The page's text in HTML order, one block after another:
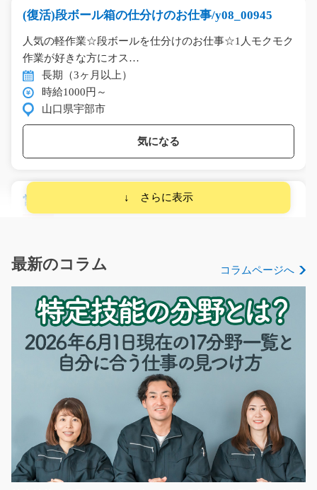
(復活)段ボール箱の仕分けのお仕事/y08_00945
人気の軽作業☆段ボールを仕分けのお仕事☆1人モクモク
作業が好きな方にオス…
長期（3ヶ月以上）
時給1000円～
山口県宇部市
気になる
営業事務/y01_02162
事務です。 社内のや…
時給1,450円
愛知県名古屋市西区
気になる
物流倉庫内でフォークリフト作業/y01_01153
☆経験を活かしましょう☆リーチリフトのお仕事です。
☆土日祝日休み☆職場見…
長期（3ヶ月以上）
最新のコラム コラムページへ